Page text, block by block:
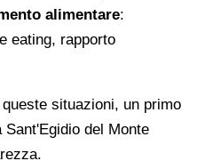
alimentare:
eating, rapporto
situazioni, un primo
del Monte